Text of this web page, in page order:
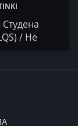
Студена
/ Не